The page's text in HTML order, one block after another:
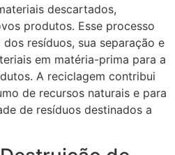
descartados,
produtos. Esse processo
resíduos, sua separação e
em matéria-prima para a
A reciclagem contribui
de recursos naturais e para
de resíduos destinados a